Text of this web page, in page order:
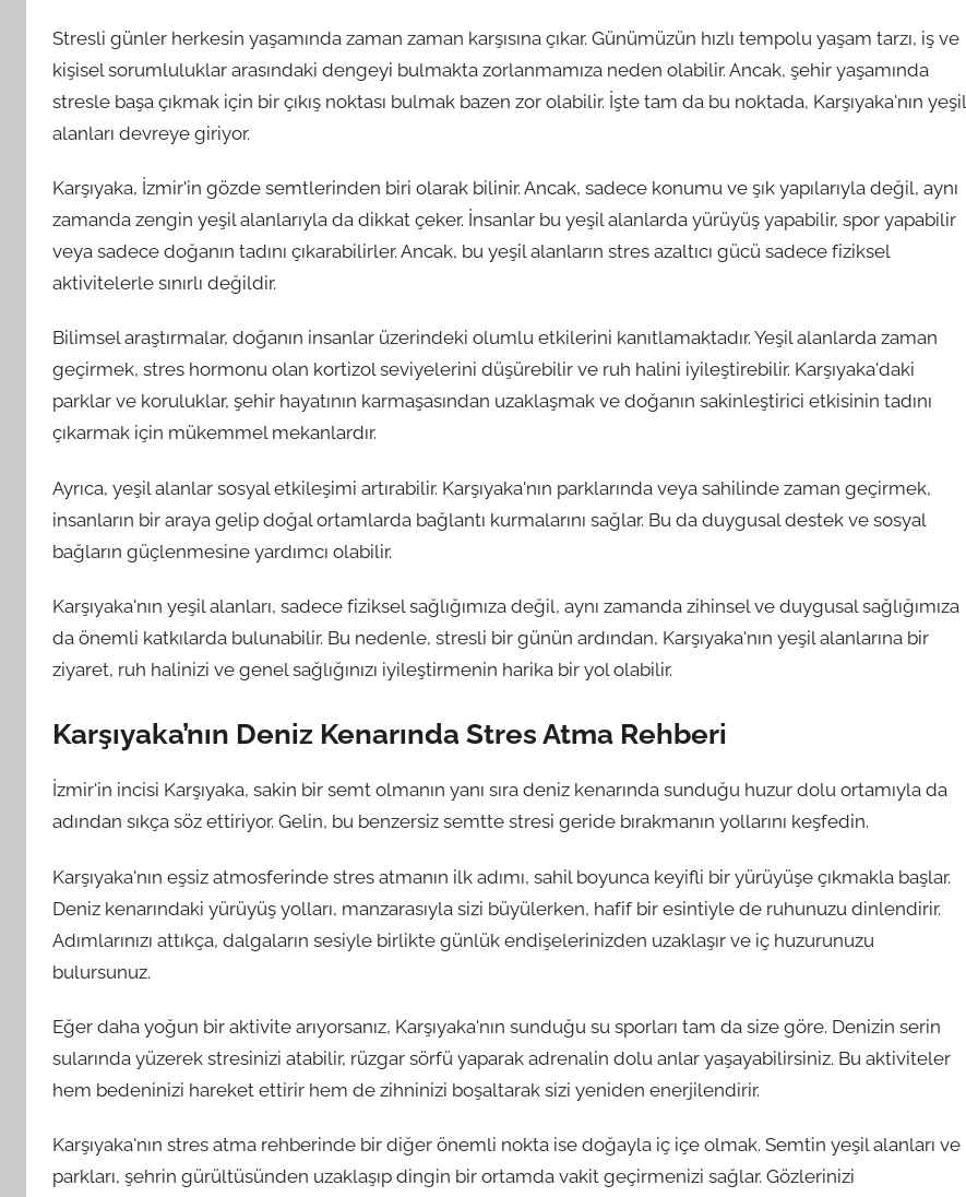
Stresli günler herkesin yaşamında zaman zaman karşısına çıkar. Günümüzün hızlı tempolu yaşam tarzı, iş ve
kişisel sorumluluklar arasındaki dengeyi bulmakta zorlanmamıza neden olabilir. Ancak, şehir yaşamında
stresle başa çıkmak için bir çıkış noktası bulmak bazen zor olabilir. İşte tam da bu noktada, Karşıyaka'nın yeşil
alanları devreye giriyor.
Karşıyaka, İzmir'in gözde semtlerinden biri olarak bilinir. Ancak, sadece konumu ve şık yapılarıyla değil, aynı
zamanda zengin yeşil alanlarıyla da dikkat çeker. İnsanlar bu yeşil alanlarda yürüyüş yapabilir, spor yapabilir
veya sadece doğanın tadını çıkarabilirler. Ancak, bu yeşil alanların stres azaltıcı gücü sadece fiziksel
aktivitelerle sınırlı değildir.
Bilimsel araştırmalar, doğanın insanlar üzerindeki olumlu etkilerini kanıtlamaktadır. Yeşil alanlarda zaman
geçirmek, stres hormonu olan kortizol seviyelerini düşürebilir ve ruh halini iyileştirebilir. Karşıyaka'daki
parklar ve koruluklar, şehir hayatının karmaşasından uzaklaşmak ve doğanın sakinleştirici etkisinin tadını
çıkarmak için mükemmel mekanlardır.
Ayrıca, yeşil alanlar sosyal etkileşimi artırabilir. Karşıyaka'nın parklarında veya sahilinde zaman geçirmek,
insanların bir araya gelip doğal ortamlarda bağlantı kurmalarını sağlar. Bu da duygusal destek ve sosyal
bağların güçlenmesine yardımcı olabilir.
Karşıyaka'nın yeşil alanları, sadece fiziksel sağlığımıza değil, aynı zamanda zihinsel ve duygusal sağlığımıza
da önemli katkılarda bulunabilir. Bu nedenle, stresli bir günün ardından, Karşıyaka'nın yeşil alanlarına bir
ziyaret, ruh halinizi ve genel sağlığınızı iyileştirmenin harika bir yol olabilir.
Karşıyaka’nın Deniz Kenarında Stres Atma Rehberi
İzmir'in incisi Karşıyaka, sakin bir semt olmanın yanı sıra deniz kenarında sunduğu huzur dolu ortamıyla da
adından sıkça söz ettiriyor. Gelin, bu benzersiz semtte stresi geride bırakmanın yollarını keşfedin.
Karşıyaka'nın eşsiz atmosferinde stres atmanın ilk adımı, sahil boyunca keyifli bir yürüyüşe çıkmakla başlar.
Deniz kenarındaki yürüyüş yolları, manzarasıyla sizi büyülerken, hafif bir esintiyle de ruhunuzu dinlendirir.
Adımlarınızı attıkça, dalgaların sesiyle birlikte günlük endişelerinizden uzaklaşır ve iç huzurunuzu
bulursunuz.
Eğer daha yoğun bir aktivite arıyorsanız, Karşıyaka'nın sunduğu su sporları tam da size göre. Denizin serin
sularında yüzerek stresinizi atabilir, rüzgar sörfü yaparak adrenalin dolu anlar yaşayabilirsiniz. Bu aktiviteler
hem bedeninizi hareket ettirir hem de zihninizi boşaltarak sizi yeniden enerjilendirir.
Karşıyaka'nın stres atma rehberinde bir diğer önemli nokta ise doğayla iç içe olmak. Semtin yeşil alanları ve
parkları, şehrin gürültüsünden uzaklaşıp dingin bir ortamda vakit geçirmenizi sağlar. Gözlerinizi